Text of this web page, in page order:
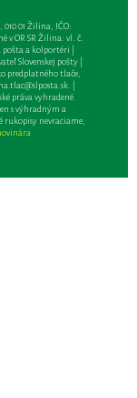
010 01 Žilina, IČO:
v OR SR Žilina: vl. č.
pošta a kolportéri |
Slovenskej pošty |
predplatného tlače,
. |
práva vyhradené.
s výhradným a
rukopisy nevraciame,